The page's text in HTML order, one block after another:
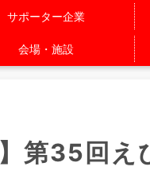
サポーター企業
会場・施設
第35回え